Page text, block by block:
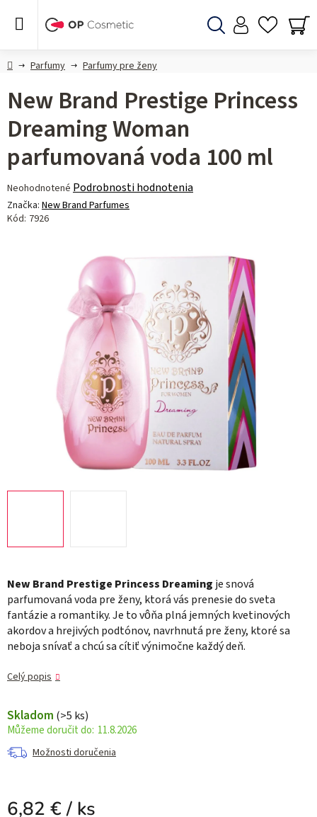
DomovParfumy Parfumy pre ženy
New Brand Prestige Princess Dreaming je snová
parfumovaná voda pre ženy, ktorá vás prenesie do sveta
fantázie a romantiky. Je to vôňa plná jemných kvetinových
akordov a hrejivých podtónov, navrhnutá pre ženy, ktoré sa
neboja snívať a chcú sa cítiť výnimočne každý deň.
Celý popis
Skladom (>5 ks)
11.8.2026
Možnosti doručenia
6,82 €/ ks
New Brand Prestige Princess
Dreaming Woman
parfumovaná voda 100 ml
Priemerné
hodnotenie
produktu
Neohodnotené Podrobnosti hodnotenia
Značka: New Brand Parfumes
Kód: 7926